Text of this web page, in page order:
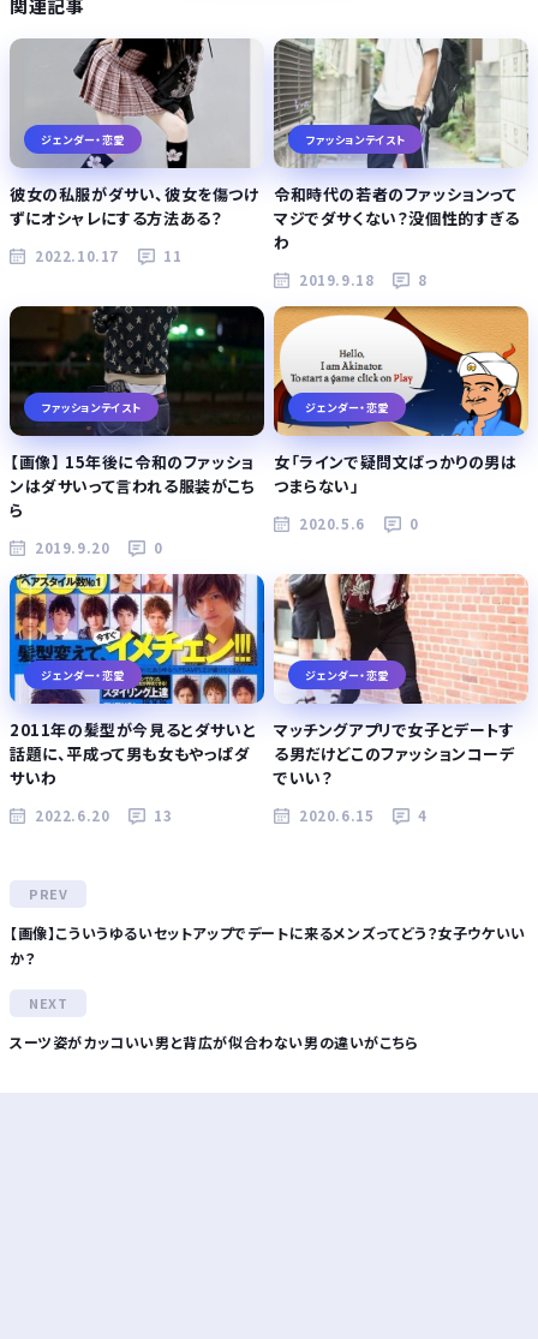
関連記事
ジェンダー・恋愛
彼女の私服がダサい、彼女を傷つけ
ずにオシャレにする方法ある？
2022.10.17 11
ファッションテイスト
令和時代の若者のファッションって
マジでダサくない？没個性的すぎる
わ
2019.9.18 8
ファッションテイスト
【画像】 15年後に令和のファッショ
ンはダサいって言われる服装がこち
ら
2019.9.20 0
ジェンダー・恋愛
女「ラインで疑問文ばっかりの男は
つまらない」
2020.5.6 0
ジェンダー・恋愛
2011年の髪型が今見るとダサいと
話題に、平成って男も女もやっぱダ
サいわ
2022.6.20 13
ジェンダー・恋愛
マッチングアプリで女子とデートす
る男だけどこのファッションコーデ
でいい？
2020.6.15 4
【画像】こういうゆるいセットアップでデートに来るメンズってどう？女子ウケいい
か？
スーツ姿がカッコいい男と背広が似合わない男の違いがこちら